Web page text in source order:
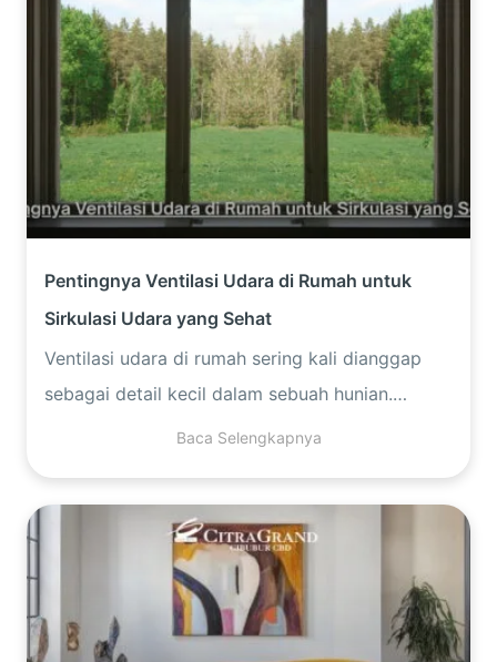
Pentingnya Ventilasi Udara di Rumah untuk
Sirkulasi Udara yang Sehat
Ventilasi udara di rumah sering kali dianggap
sebagai detail kecil dalam sebuah hunian.
Padahal, perannya sangat besar dalam…
Baca Selengkapnya